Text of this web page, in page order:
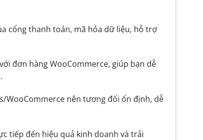
cổng thanh toán, mã hóa dữ liệu, hỗ trợ
đơn hàng WooCommerce, giúp bạn dễ
WooCommerce nên tương đối ổn định, dễ
tiếp đến hiệu quả kinh doanh và trải